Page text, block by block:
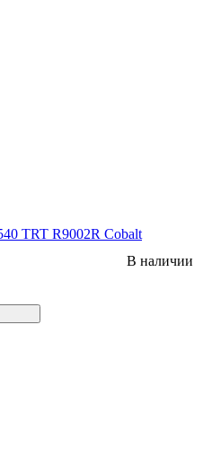
TRT R9002R Cobalt
В наличии